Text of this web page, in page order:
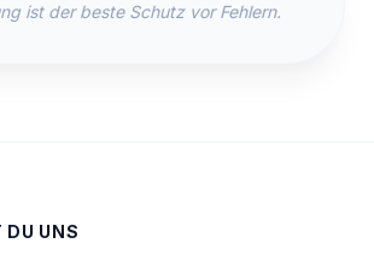
ist der beste Schutz vor Fehlern.
DU UNS